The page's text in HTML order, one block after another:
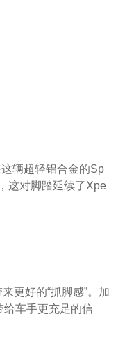
辆超轻铝合金的Sp
这对脚踏延续了Xpe
更好的“抓脚感”。加
给车手更充足的信